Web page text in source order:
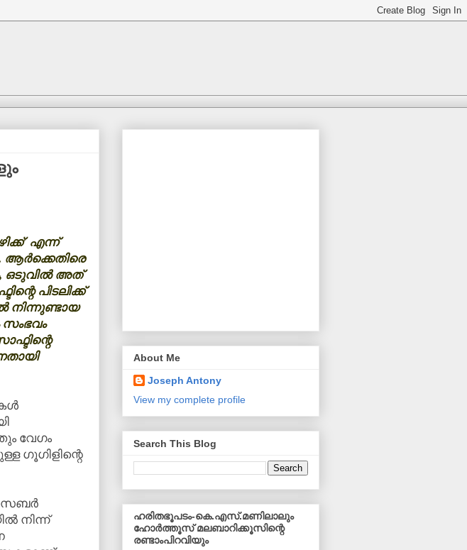
എന്ന്
ഒടുവില്‍ അത്
പിടലിക്ക്
നിന്നുണ്ടായ
വേഗം
ഗൂഗിളിന്റെ
നിന്ന്
About Me
Joseph Antony
View my complete profile
Search This Blog
ഹരിതഭൂപടം-കെ.എസ്.മണിലാലും
ഹോര്‍ത്തൂസ് മലബാറിക്കൂസിന്റെ
രണ്ടാംപിറവിയും